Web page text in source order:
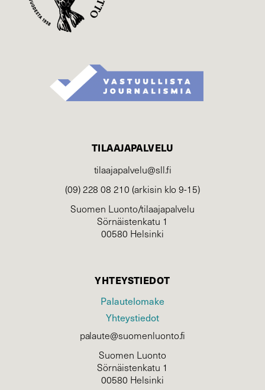
TILAAJAPALVELU
tilaajapalvelu@sll.fi
(09) 228 08 210 (arkisin klo 9-15)
Suomen Luonto/tilaajapalvelu
Sörnäistenkatu 1
00580 Helsinki
YHTEYSTIEDOT
Palautelomake
Yhteystiedot
palaute@suomenluonto.fi
Suomen Luonto
Sörnäistenkatu 1
00580 Helsinki